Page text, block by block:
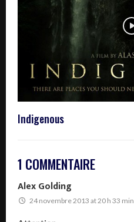
Indigenous
1 COMMENTAIRE
Alex Golding
24 novembre 2013 at 20 h 33 min